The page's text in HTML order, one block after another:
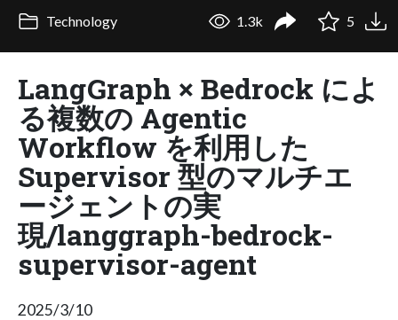
Technology 1.3k 5
LangGraph × Bedrock によ
る複数の Agentic
Workflow を利用した
Supervisor 型のマルチエ
ージェントの実
現/langgraph-bedrock-
supervisor-agent
2025/3/10